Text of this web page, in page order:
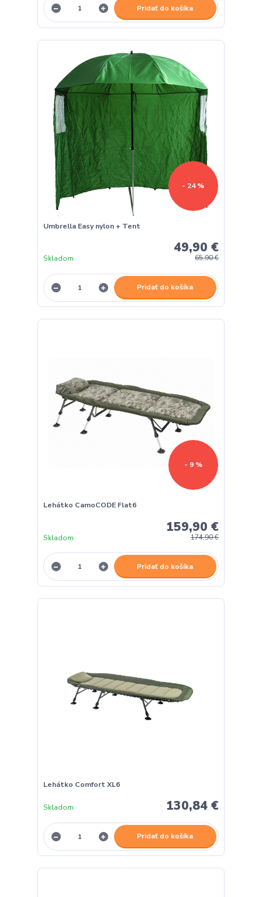
Pridať do košíka
- 24 %
Umbrella Easy nylon + Tent
65,90 €
49,90 €
Skladom
Pridať do košíka
- 9 %
Lehátko CamoCODE Flat6
174,90 €
159,90 €
Skladom
Pridať do košíka
Lehátko Comfort XL6
130,84 €
Skladom
Pridať do košíka